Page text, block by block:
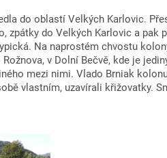
do oblastí Velkých Karlovic.
zpátky do Velkých Karlovic a pak
Na naprostém chvostu
v Dolní Bečvě, kde je
mezi nimi. Vlado Brniak
vlastním, uzavírali křižovatky.